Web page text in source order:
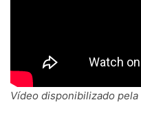
Vídeo disponibilizado